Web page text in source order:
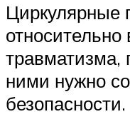
Циркулярные
травматизма,
ними нужно
безопасности.